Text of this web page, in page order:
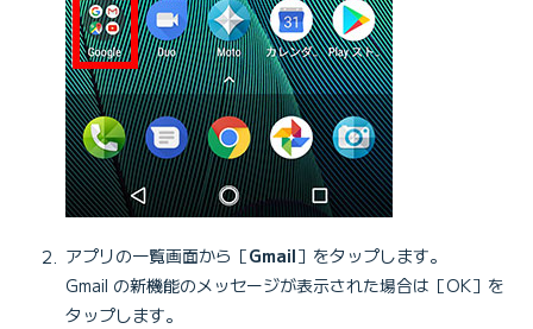
アプリの一覧画面から［Gmail］をタップします。
Gmail の新機能のメッセージが表示された場合は［OK］を
タップします。